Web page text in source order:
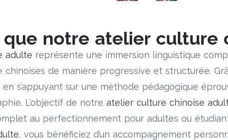
que notre atelier culture
adulte représente une immersion linguistique
de manière progressive et structurée.
s’appuyant sur une méthode pédagogique
L’objectif de notre atelier culture chinoise
au perfectionnement pour adultes ou
, vous bénéficiez d’un accompagnement